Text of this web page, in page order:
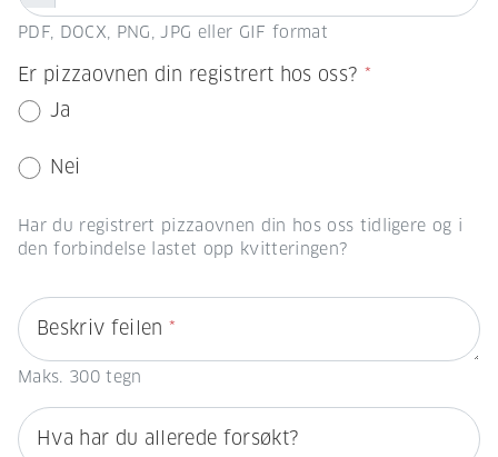
PDF, DOCX, PNG, JPG eller GIF format
Er pizzaovnen din registrert hos oss? *
Ja
Nei
Har du registrert pizzaovnen din hos oss tidligere og i
den forbindelse lastet opp kvitteringen?
Beskriv feilen *
Maks. 300 tegn
Hva har du allerede forsøkt?